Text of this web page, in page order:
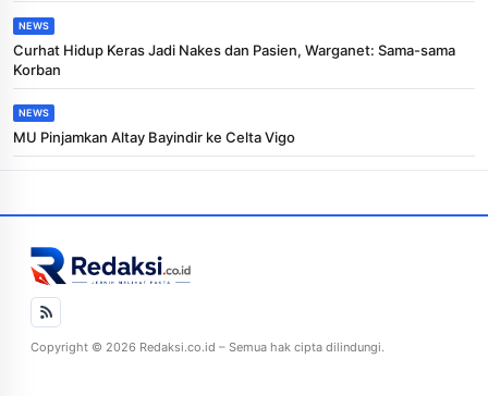
NEWS
Curhat Hidup Keras Jadi Nakes dan Pasien, Warganet: Sama-sama
Korban
NEWS
MU Pinjamkan Altay Bayindir ke Celta Vigo
Copyright © 2026 Redaksi.co.id – Semua hak cipta dilindungi.